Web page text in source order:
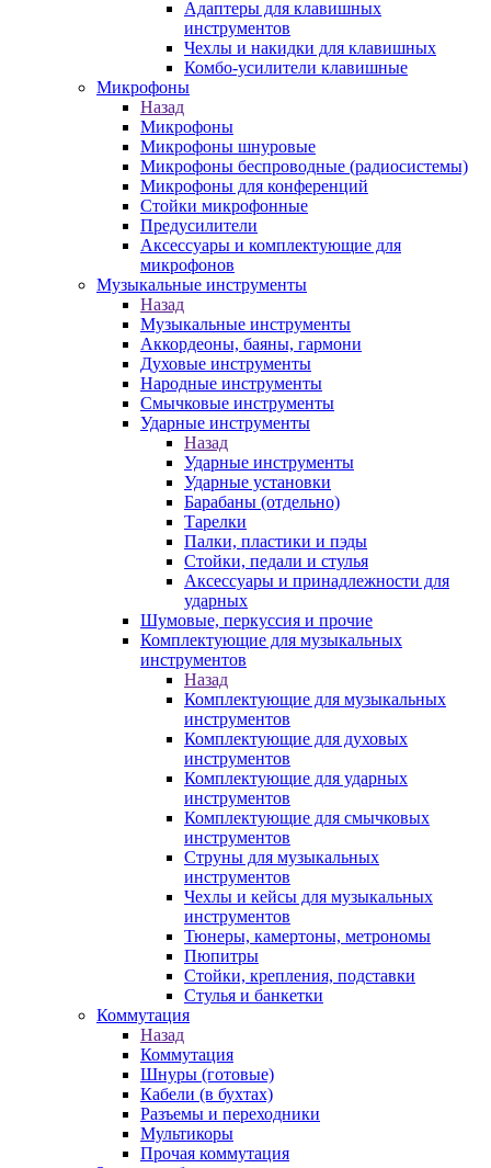
Адаптеры для клавишных
инструментов
Чехлы и накидки для клавишных
Комбо-усилители клавишные
Микрофоны
Назад
Микрофоны
Микрофоны шнуровые
Микрофоны беспроводные (радиосистемы)
Микрофоны для конференций
Стойки микрофонные
Предусилители
Аксессуары и комплектующие для
микрофонов
Музыкальные инструменты
Назад
Музыкальные инструменты
Аккордеоны, баяны, гармони
Духовые инструменты
Народные инструменты
Смычковые инструменты
Ударные инструменты
Назад
Ударные инструменты
Ударные установки
Барабаны (отдельно)
Тарелки
Палки, пластики и пэды
Стойки, педали и стулья
Аксессуары и принадлежности для
ударных
Шумовые, перкуссия и прочие
Комплектующие для музыкальных
инструментов
Назад
Комплектующие для музыкальных
инструментов
Комплектующие для духовых
инструментов
Комплектующие для ударных
инструментов
Комплектующие для смычковых
инструментов
Струны для музыкальных
инструментов
Чехлы и кейсы для музыкальных
инструментов
Тюнеры, камертоны, метрономы
Пюпитры
Стойки, крепления, подставки
Стулья и банкетки
Коммутация
Назад
Коммутация
Шнуры (готовые)
Кабели (в бухтах)
Разъемы и переходники
Мультикоры
Прочая коммутация